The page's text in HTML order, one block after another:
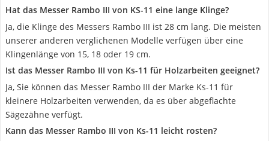
Hat das Messer Rambo III von KS-11 eine lange Klinge?
Ja, die Klinge des Messers Rambo III ist 28 cm lang. Die meisten
unserer anderen verglichenen Modelle verfügen über eine
Klingenlänge von 15, 18 oder 19 cm.
Ist das Messer Rambo III von Ks-11 für Holzarbeiten geeignet?
Ja, Sie können das Messer Rambo III der Marke Ks-11 für
kleinere Holzarbeiten verwenden, da es über abgeflachte
Sägezähne verfügt.
Kann das Messer Rambo III von Ks-11 leicht rosten?